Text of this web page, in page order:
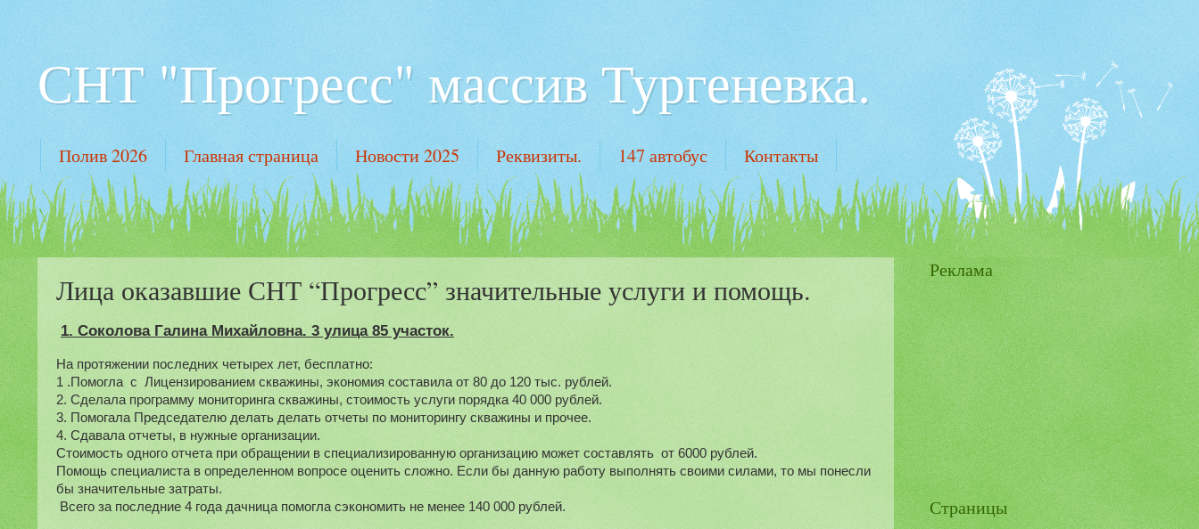
СНТ "Прогресс" массив Тургеневка.
Полив 2026 Главная страница Новости 2025 Реквизиты. 147 автобус Контакты
Лица оказавшие СНТ “Прогресс” значительные услуги и помощь.
1. Соколова Галина Михайловна. 3 улица 85 участок.
На протяжении последних четырех лет, бесплатно:
1 .Помогла  с  Лицензированием скважины, экономия составила от 80 до 120 тыс. рублей.
2. Сделала программу мониторинга скважины, стоимость услуги порядка 40 000 рублей.
3. Помогала Председателю делать делать отчеты по мониторингу скважины и прочее.
4. Сдавала отчеты, в нужные организации.
Стоимость одного отчета при обращении в специализированную организацию может составлять  от 6000 рублей.
Помощь специалиста в определенном вопросе оценить сложно. Если бы данную работу выполнять своими силами, то мы понесли
бы значительные затраты.
Всего за последние 4 года дачница помогла сэкономить не менее 140 000 рублей.
Реклама
Страницы